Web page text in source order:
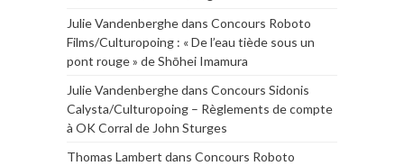
Julie Vandenberghedans Concours Roboto
Films/Culturopoing : « De l’eau tiède sous un
pont rouge » de Shōhei Imamura
Julie Vandenberghedans Concours Sidonis
Calysta/Culturopoing – Règlements de compte
à OK Corral de John Sturges
Thomas Lambert dans Concours Roboto